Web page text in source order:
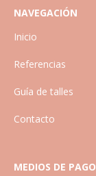
NAVEGACIÓN
Inicio
Referencias
Guía de talles
Contacto
MEDIOS DE PAGO